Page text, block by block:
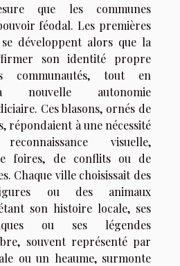
que les communes
féodal. Les premières
développent alors que la
son identité propre
communautés, tout en
nouvelle autonomie
Ces blasons, ornés de
répondaient à une nécessité
visuelle,
foires, de conflits ou de
Chaque ville choisissait des
ou des animaux
son histoire locale, ses
ou ses légendes
souvent représenté par
ou un heaume, surmonte